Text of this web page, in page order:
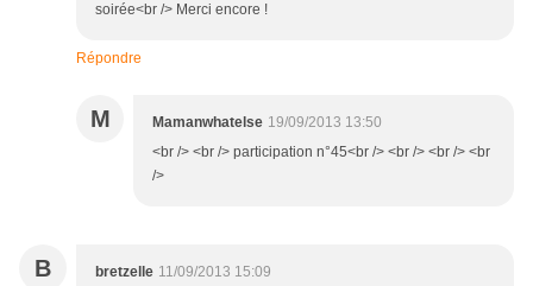
soirée<br /> Merci encore !
Répondre
M Mamanwhatelse 19/09/2013 13:50
<br /> <br /> participation n°45<br /> <br /> <br /> <br
/>
B bretzelle 11/09/2013 15:09